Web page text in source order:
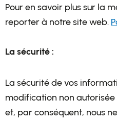
Pour en savoir plus sur la
reporter à notre site web.
La sécurité :
La sécurité de vos
modification non autorisée
et, par conséquent, nous